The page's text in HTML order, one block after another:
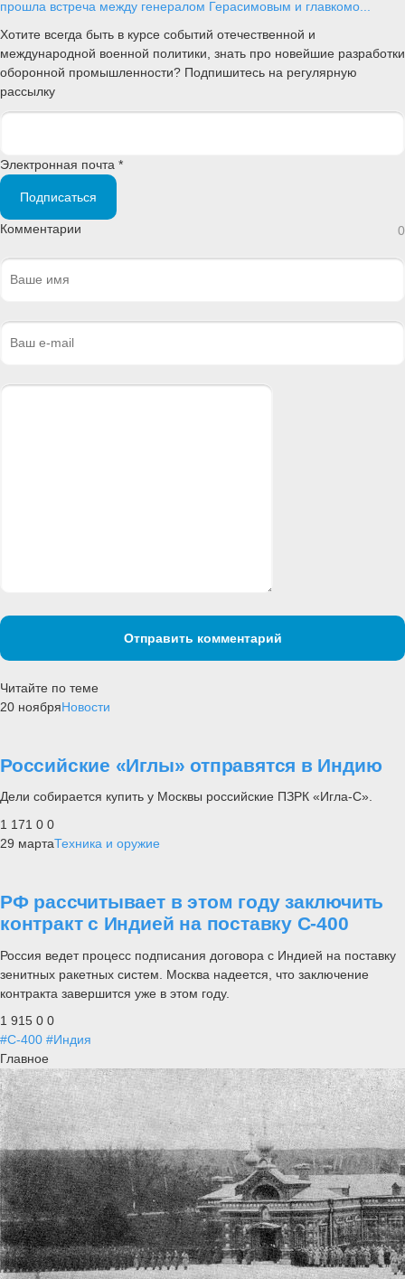
прошла встреча между генералом Герасимовым и главкомо...
Хотите всегда быть в курсе событий отечественной и
международной военной политики, знать про новейшие разработки
оборонной промышленности? Подпишитесь на регулярную
рассылку
Электронная почта *
Подписаться
Комментарии 0
Отправить комментарий
Читайте по теме
20 ноябряНовости
Российские «Иглы» отправятся в Индию
Дели собирается купить у Москвы российские ПЗРК «Игла-С».
1 171 0 0
29 мартаТехника и оружие
РФ рассчитывает в этом году заключить
контракт с Индией на поставку С-400
Россия ведет процесс подписания договора с Индией на поставку
зенитных ракетных систем. Москва надеется, что заключение
контракта завершится уже в этом году.
1 915 0 0
#С-400 #Индия
Главное